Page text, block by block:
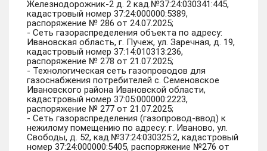
Железнодорожник-2 д. 2 кад.№37:24:030341:445,
кадастровый номер 37:24:000000:5389,
распоряжение № 286 от 24.07.2025;
- Сеть газораспределения объекта по адресу:
Ивановская область, г. Пучеж, ул. Заречная, д. 19,
кадастровый номер 37:14:010313:236,
распоряжение № 278 от 21.07.2025;
- Технологическая сеть газопроводов для
газоснабжения потребителей с. Семеновское
Ивановского района Ивановской области,
кадастровый номер 37:05:000000:2223,
распоряжение № 277 от 21.07.2025;
- Сеть газораспределения (газопровод-ввод) к
нежилому помещению по адресу: г. Иваново, ул.
Свободы, д. 52, кад.№37:24:030325:2, кадастровый
номер 37:24:000000:5405, распоряжение №276 от